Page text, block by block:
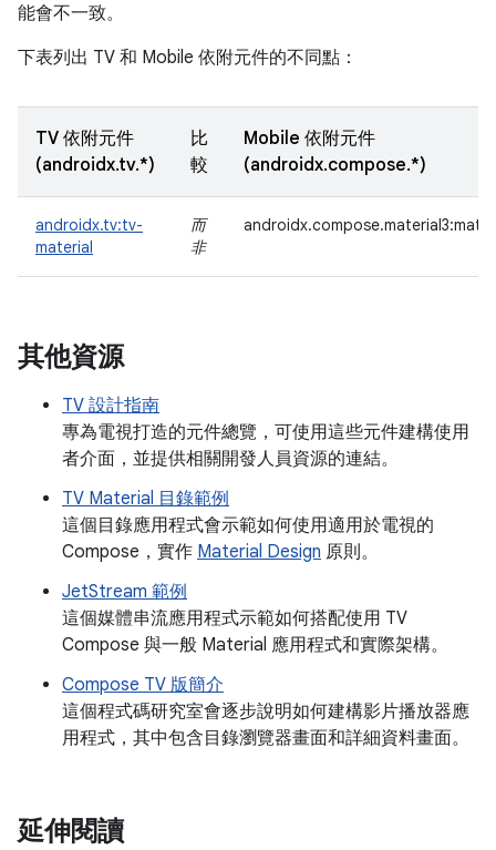
能會不一致。
下表列出 TV 和 Mobile 依附元件的不同點：
TV 依附元件
(androidx.tv.*)
比
較
Mobile 依附元件
(androidx.compose.*)
androidx.tv:tv-
material
而
非
其他資源
TV 設計指南
專為電視打造的元件總覽，可使用這些元件建構使用
者介面，並提供相關開發人員資源的連結。
TV Material 目錄範例
這個目錄應用程式會示範如何使用適用於電視的
Compose，實作 Material Design 原則。
JetStream 範例
這個媒體串流應用程式示範如何搭配使用 TV
Compose 與一般 Material 應用程式和實際架構。
Compose TV 版簡介
這個程式碼研究室會逐步說明如何建構影片播放器應
用程式，其中包含目錄瀏覽器畫面和詳細資料畫面。
延伸閱讀